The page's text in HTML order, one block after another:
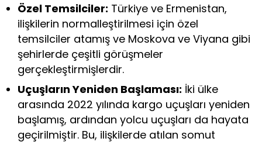
Özel Temsilciler: Türkiye ve Ermenistan,
ilişkilerin normalleştirilmesi için özel
temsilciler atamış ve Moskova ve Viyana gibi
şehirlerde çeşitli görüşmeler
gerçekleştirmişlerdir.
Uçuşların Yeniden Başlaması: İki ülke
arasında 2022 yılında kargo uçuşları yeniden
başlamış, ardından yolcu uçuşları da hayata
geçirilmiştir. Bu, ilişkilerde atılan somut